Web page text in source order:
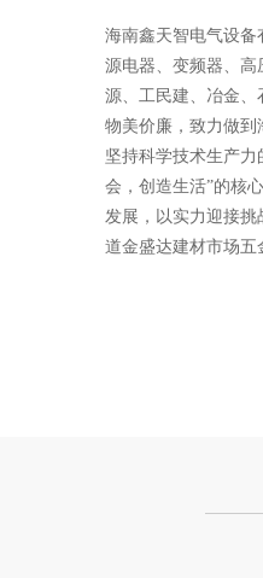
海南鑫天智电气设
源电器、变频器、
源、工民建、冶金、
物美价廉，致力做到
坚持科学技术生产力
会，创造生活”的核
发展，以实力迎接挑
道金盛达建材市场五